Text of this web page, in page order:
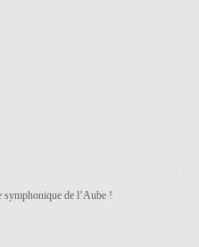
symphonique de l’Aube !